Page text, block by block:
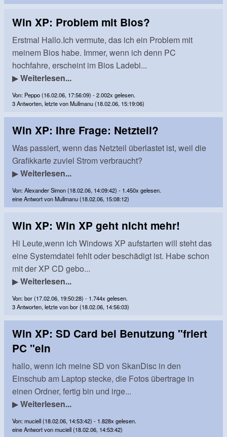
Win XP: Problem mit Bios?
Erstmal Hallo.Ich vermute, das ich ein Problem mit
meinem Bios habe. Immer, wenn ich denn PC
hochfahre, erscheint im Bios Ladebi...
▶Weiterlesen...
Von: Peppo (16.02.06, 17:56:09) - 2.002x gelesen.
3 Antworten, letzte von Mullmanu (18.02.06, 15:19:06)
Win XP: Ihre Frage: Netzteil?
Was passiert, wenn das Netzteil überlastet ist, weil die
Grafikkarte zuviel Strom verbraucht?
▶Weiterlesen...
Von: Alexander Simon (18.02.06, 14:09:42) - 1.450x gelesen.
eine Antwort von Mullmanu (18.02.06, 15:08:12)
Win XP: Win XP geht nicht mehr!
Hi Leute,wenn ich Windows XP aufstarten will steht das
eine Systemdatei fehlt oder beschädigt ist. Habe schon
mit der XP CD gebo...
▶Weiterlesen...
Von: bor (17.02.06, 19:50:28) - 1.744x gelesen.
3 Antworten, letzte von bor (18.02.06, 14:56:03)
Win XP: SD Card bei Benutzung "friert
PC "ein
hallo, wenn ich meine SD von SkanDisc in den
Einschub am Laptop stecke, die Fotos übertrage in
einen Ordner, fertig bin und irge...
▶Weiterlesen...
Von: muciell (18.02.06, 14:53:42) - 1.828x gelesen.
eine Antwort von muciell (18.02.06, 14:53:42)